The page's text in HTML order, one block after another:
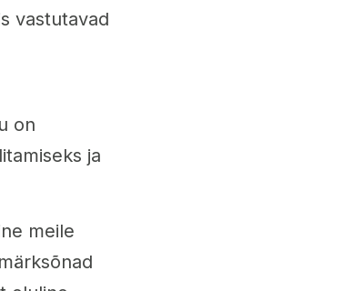
vastutavad
on
ja
meile